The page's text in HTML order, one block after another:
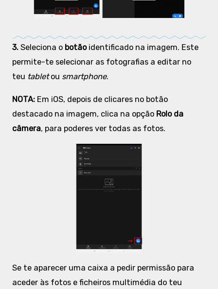
3. Seleciona o botão identificado na imagem. Este
permite-te selecionar as fotografias a editar no
teu tabletou smartphone.
NOTA:Em iOS, depois de clicares no botão
destacado na imagem, clica na opção Rolo da
câmera, para poderes ver todas as fotos.
Se te aparecer uma caixa a pedir permissão para
aceder às fotos e ficheiros multimédia do teu